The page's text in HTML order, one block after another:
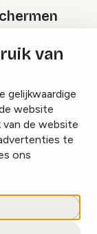
van
gelijkwaardige
website
de website
te
ons